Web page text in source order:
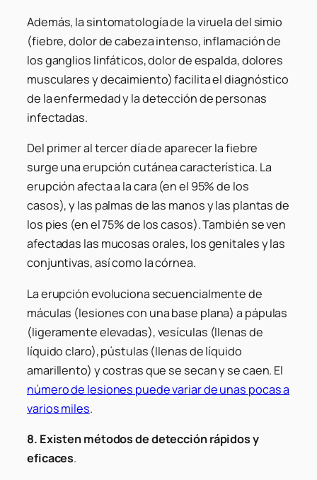
Además, la sintomatología de la viruela del simio
(fiebre, dolor de cabeza intenso, inflamación de
los ganglios linfáticos, dolor de espalda, dolores
musculares y decaimiento) facilita el diagnóstico
de la enfermedad y la detección de personas
infectadas.
Del primer al tercer día de aparecer la fiebre
surge una erupción cutánea característica. La
erupción afecta a la cara (en el 95% de los
casos), y las palmas de las manos y las plantas de
los pies (en el 75% de los casos). También se ven
afectadas las mucosas orales, los genitales y las
conjuntivas, así como la córnea.
La erupción evoluciona secuencialmente de
máculas (lesiones con una base plana) a pápulas
(ligeramente elevadas), vesículas (llenas de
líquido claro), pústulas (llenas de líquido
amarillento) y costras que se secan y se caen. El
número de lesiones puede variar de unas pocas a
varios miles.
8. Existen métodos de detección rápidos y
eficaces.